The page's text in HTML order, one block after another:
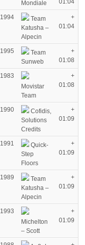
Mondiale
01:04
1994
Team
Katusha –
Alpecin
+
01:04
1995
Team
Sunweb
+
01:08
1983
Movistar
Team
+
01:08
1990
Cofidis,
Solutions
Credits
+
01:09
1991
Quick-
Step
Floors
+
01:09
1989
Team
Katusha –
Alpecin
+
01:09
1993
Michelton
– Scott
+
01:09